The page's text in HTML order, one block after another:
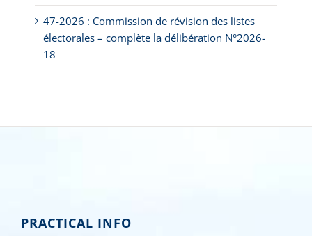
47-2026 : Commission de révision des listes
électorales – complète la délibération N°2026-
18
PRACTICAL INFO